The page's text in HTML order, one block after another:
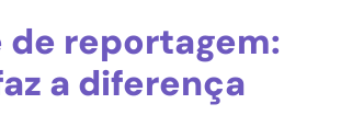
de reportagem:
a diferença